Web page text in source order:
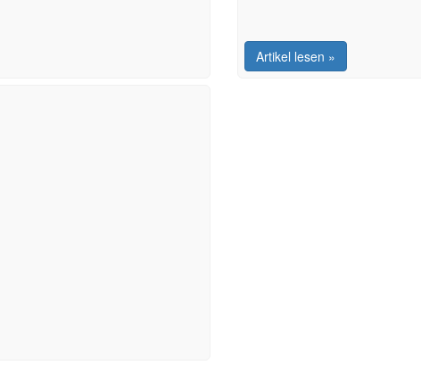
Artikel lesen »